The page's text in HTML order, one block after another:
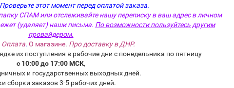
Проверьте этот момент перед оплатой заказа.
СПАМ или отслеживайте нашу переписку в ваш адрес в личном
(удаляет) наши письма. По возможности пользуйтесь другим
провайдером.
Оплата. О магазине. Про доставку в ДНР.
их поступления в рабочие дни с понедельника по пятницу
с 10:00 до 17:00 МСК,
и государственных выходных дней.
сборки заказов 3-5 рабочих дней.
марганцево-фиолетовый